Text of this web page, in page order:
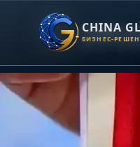
CHINA
БИЗНЕС-